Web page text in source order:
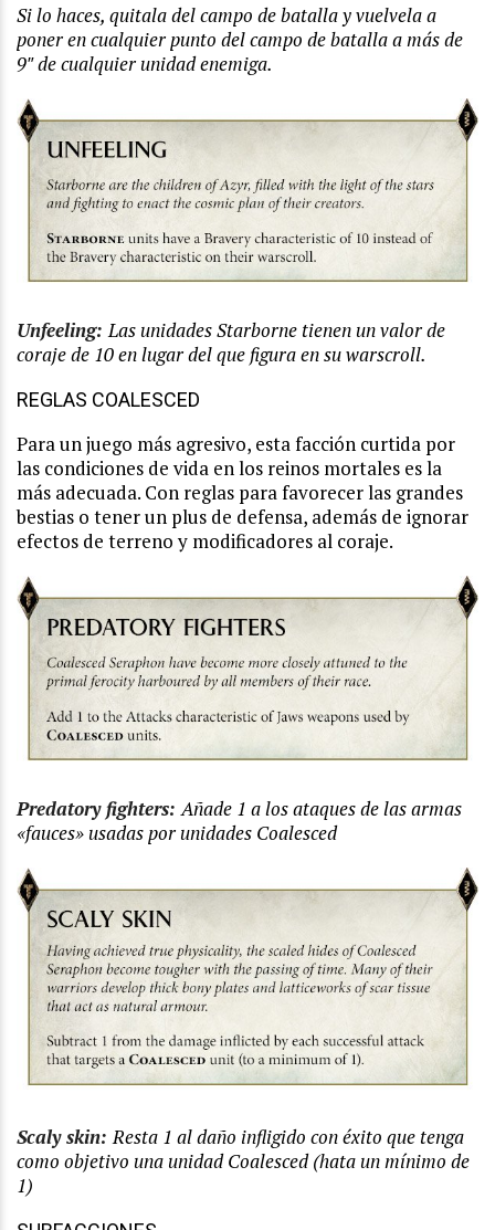
Si lo haces, quitala del campo de batalla y vuelvela a
poner en cualquier punto del campo de batalla a más de
9″ de cualquier unidad enemiga.
Unfeeling:Las unidades Starborne tienen un valor de
coraje de 10 en lugar del que figura en su warscroll.
REGLAS COALESCED
Para un juego más agresivo, esta facción curtida por
las condiciones de vida en los reinos mortales es la
más adecuada. Con reglas para favorecer las grandes
bestias o tener un plus de defensa, además de ignorar
efectos de terreno y modificadores al coraje.
Predatory fighters:Añade 1 a los ataques de las armas
«fauces» usadas por unidades Coalesced
Scaly skin: Resta 1 al daño infligido con éxito que tenga
como objetivo una unidad Coalesced (hata un mínimo de
1)